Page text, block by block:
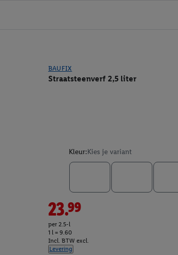
BAUFIX
Straatsteenverf 2,5 liter
Kleur:Kies je variant
23.99
per 2.5-l
1 l = 9.60
Incl. BTW excl.
Levering